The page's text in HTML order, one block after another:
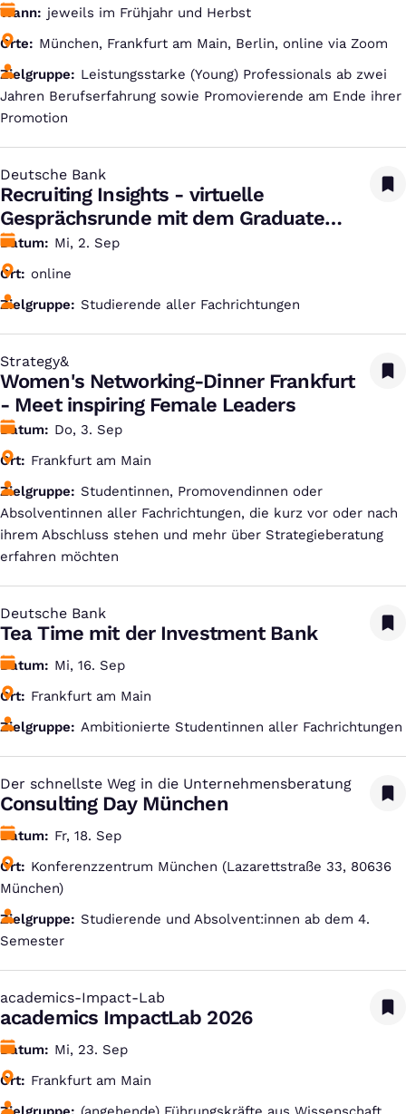
Wann
jeweils im Frühjahr und Herbst
Orte
München, Frankfurt am Main, Berlin, online via Zoom
Zielgruppe
Leistungsstarke (Young) Professionals ab zwei
Jahren Berufserfahrung sowie Promovierende am Ende ihrer
Promotion
Deutsche Bank
:
Recruiting Insights - virtuelle
Gesprächsrunde mit dem Graduate
Recruiting Team
Datum
Mi, 2. Sep
Ort
online
Zielgruppe
Studierende aller Fachrichtungen
Strategy&
:
Women's Networking-Dinner Frankfurt
- Meet inspiring Female Leaders
Datum
Do, 3. Sep
Ort
Frankfurt am Main
Zielgruppe
Studentinnen, Promovendinnen oder
Absolventinnen aller Fachrichtungen, die kurz vor oder nach
ihrem Abschluss stehen und mehr über Strategieberatung
erfahren möchten
Deutsche Bank
:
Tea Time mit der Investment Bank
Datum
Mi, 16. Sep
Ort
Frankfurt am Main
Zielgruppe
Ambitionierte Studentinnen aller Fachrichtungen
Der schnellste Weg in die Unternehmensberatung
:
Consulting Day München
Datum
Fr, 18. Sep
Ort
Konferenzzentrum München (Lazarettstraße 33, 80636
München)
Zielgruppe
Studierende und Absolvent:innen ab dem 4.
Semester
academics-Impact-Lab
:
academics ImpactLab 2026
Datum
Mi, 23. Sep
Ort
Frankfurt am Main